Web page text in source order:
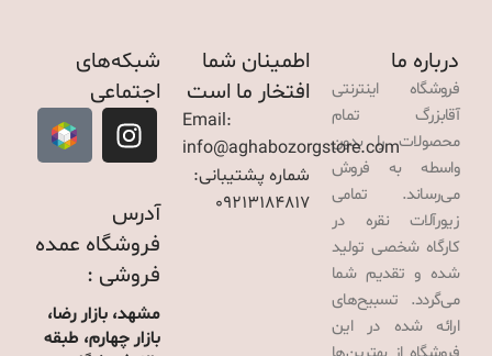
درباره ما
فروشگاه اینترنتی
آقابزرگ تمام
محصولات را بدون
واسطه به فروش
می‌رساند. تمامی
زیورآلات نقره در
کارگاه شخصی تولید
شده و تقدیم شما
می‌گردد. تسبیح‌های
ارائه شده در این
اطمینان شما
افتخار ما است
Email:
info@aghabozorgstore.com
شماره پشتیبانی:
09213184817
شبکه‌های
اجتماعی
آدرس
فروشگاه عمده
فروشی :
مشهد، بازار رضا،
بازار چهارم، طبقه